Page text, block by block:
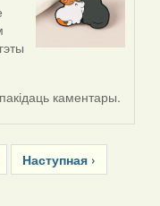
каментары.
Next
page
Наступная ›